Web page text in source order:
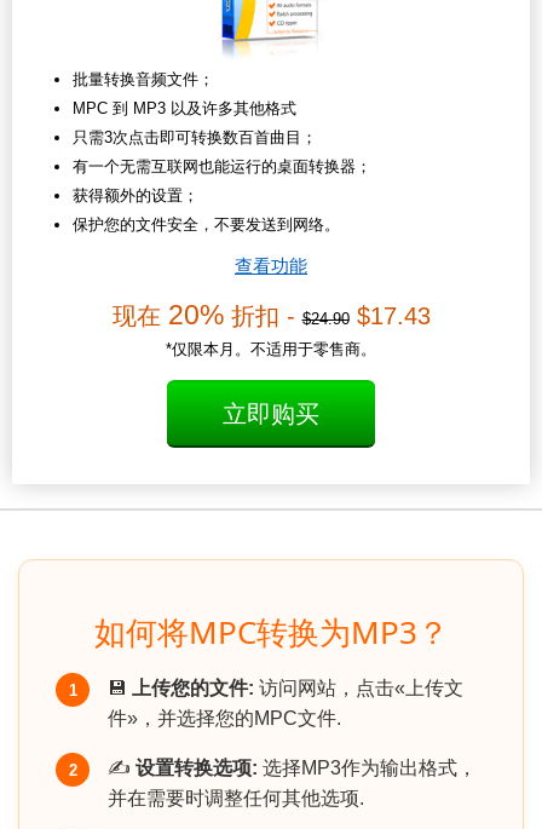
批量转换音频文件；
MPC 到 MP3 以及许多其他格式
只需3次点击即可转换数百首曲目；
有一个无需互联网也能运行的桌面转换器；
获得额外的设置；
保护您的文件安全，不要发送到网络。
查看功能
现在 20%折扣 -$24.90$17.43
*仅限本月。不适用于零售商。
立即购买
如何将MPC转换为MP3？
1 💾 上传您的文件: 访问网站，点击«上传文
件»，并选择您的MPC文件.
2 ✍️ 设置转换选项: 选择MP3作为输出格式，
并在需要时调整任何其他选项.